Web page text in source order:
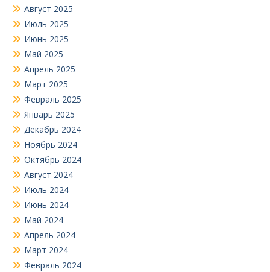
Август 2025
Июль 2025
Июнь 2025
Май 2025
Апрель 2025
Март 2025
Февраль 2025
Январь 2025
Декабрь 2024
Ноябрь 2024
Октябрь 2024
Август 2024
Июль 2024
Июнь 2024
Май 2024
Апрель 2024
Март 2024
Февраль 2024